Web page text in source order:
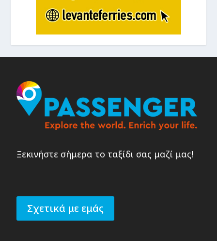
Ξεκινήστε σήμερα το ταξίδι σας μαζί μας!
Σχετικά με εμάς